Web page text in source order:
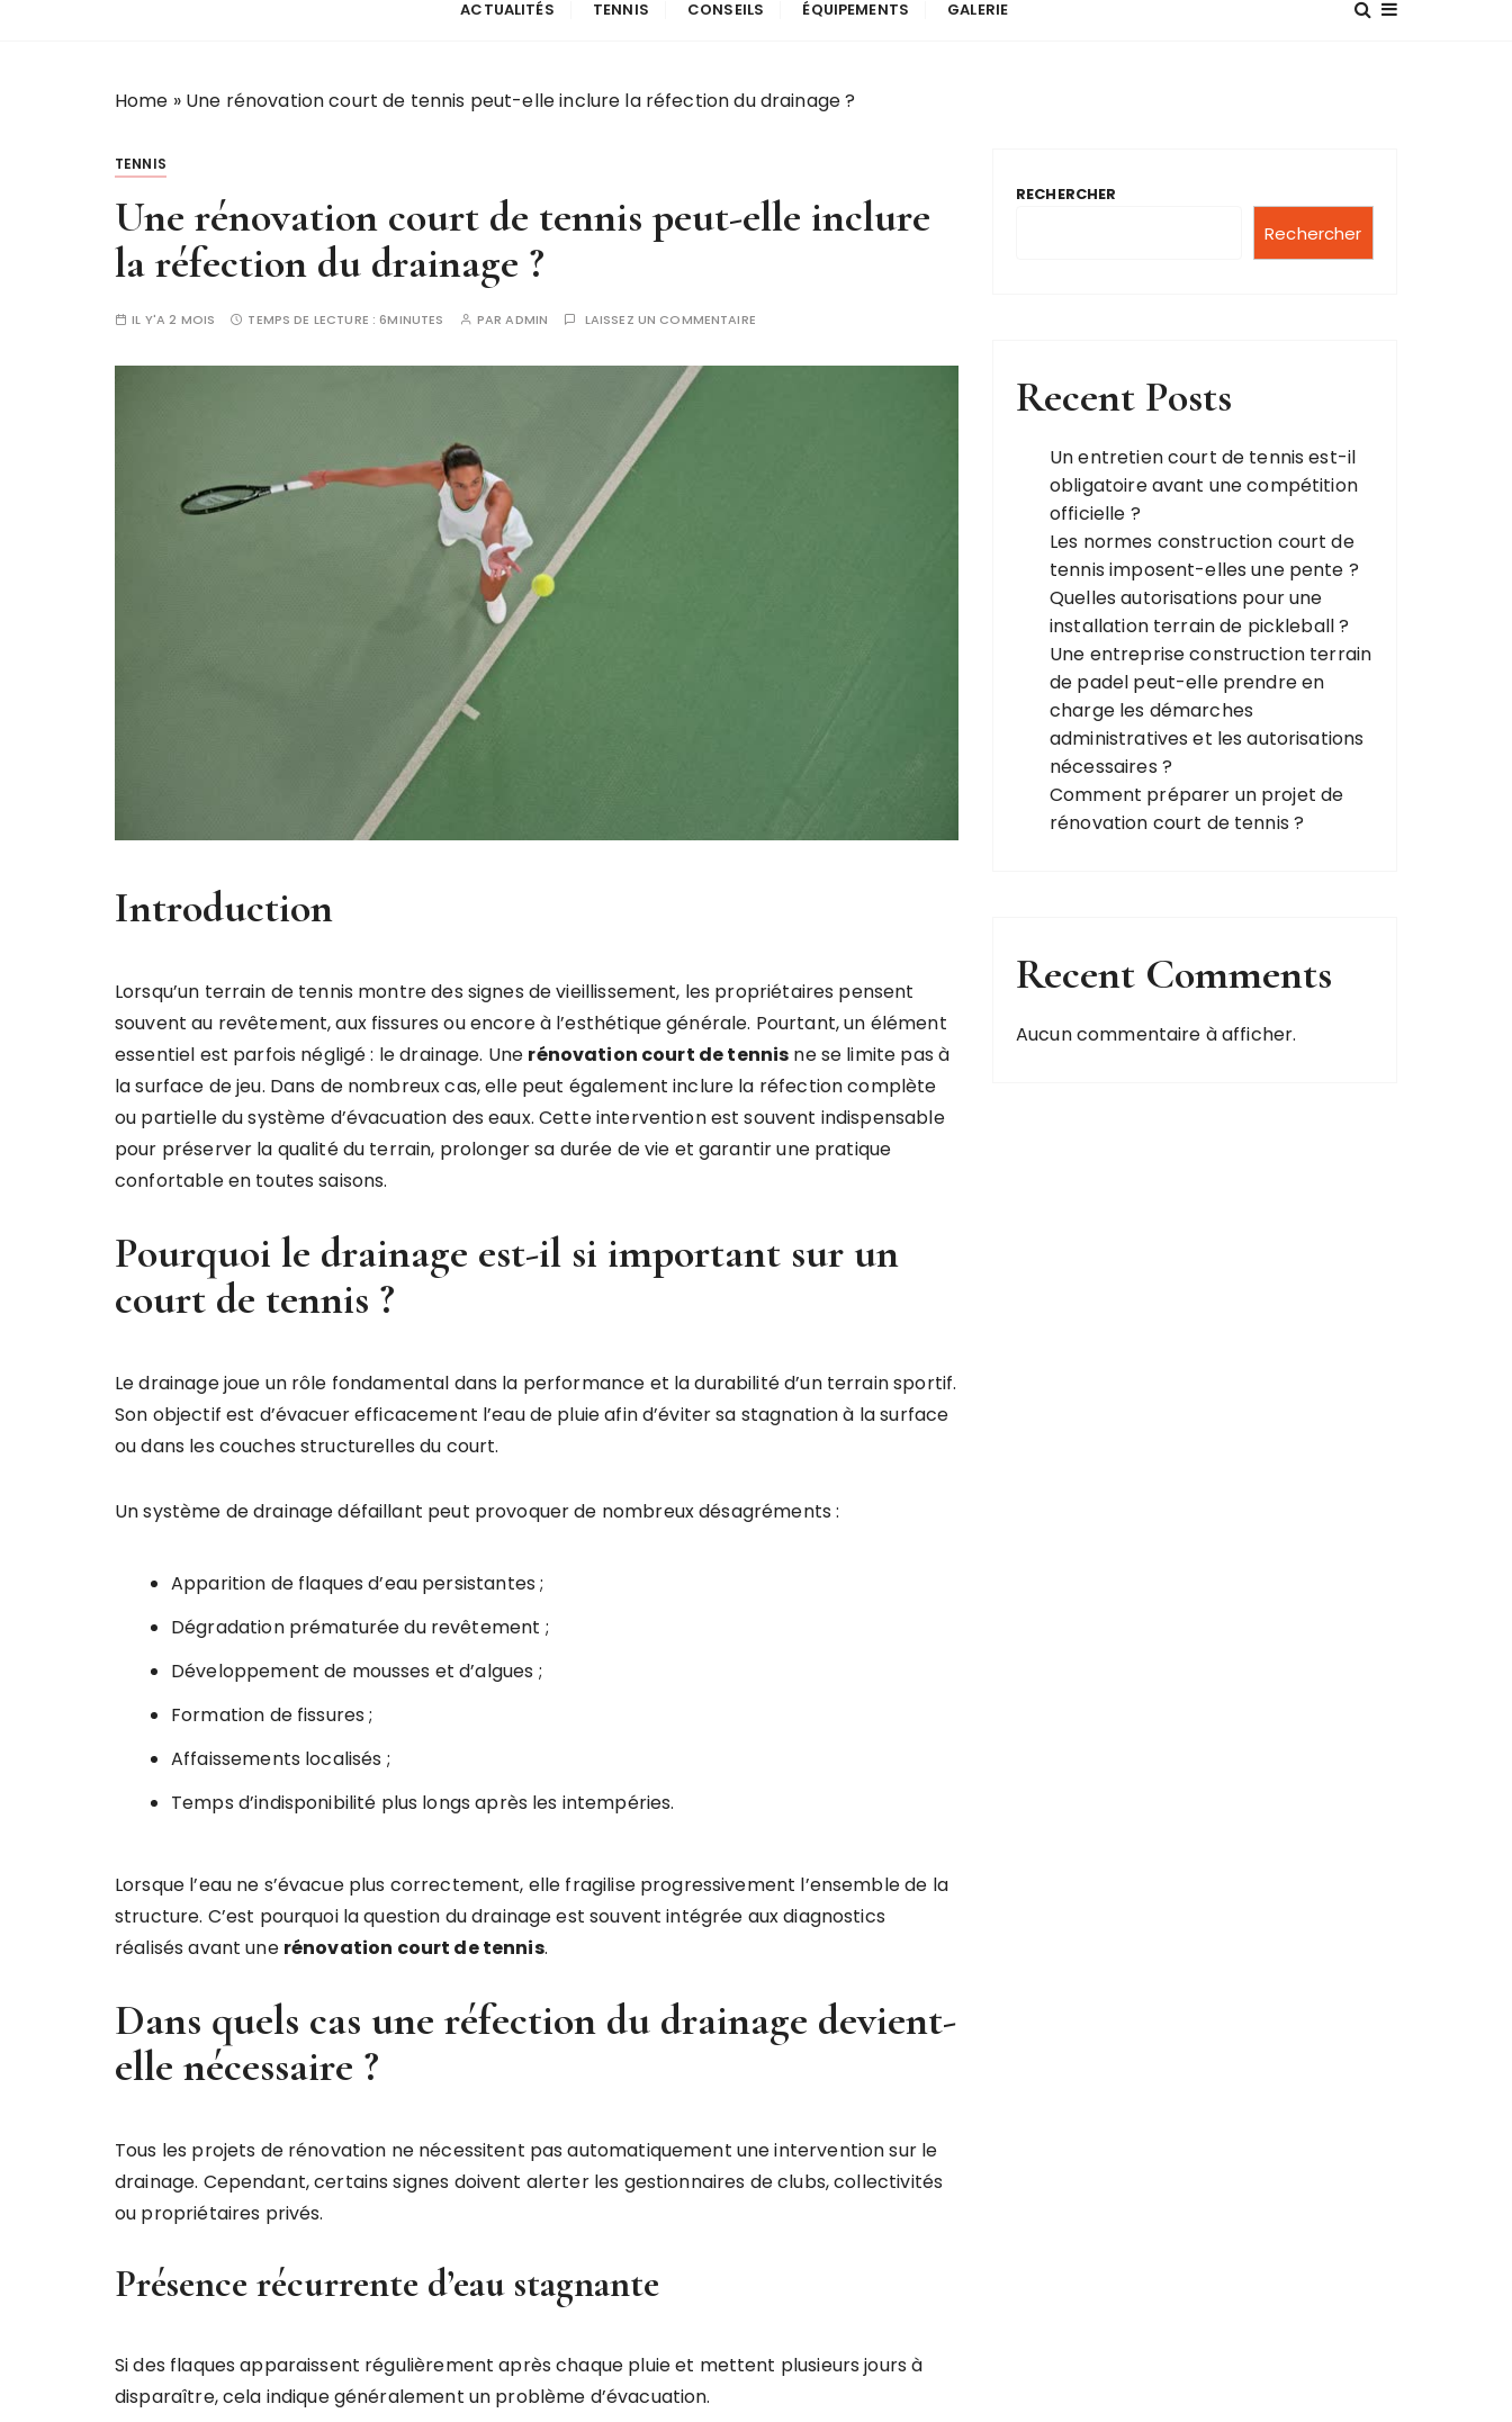
ACTUALITÉS TENNIS CONSEILS ÉQUIPEMENTS GALERIE
Home » Une rénovation court de tennis peut-elle inclure la réfection du drainage ?
TENNIS
Une rénovation court de tennis peut-elle inclure
la réfection du drainage ?
IL Y'A 2 MOIS TEMPS DE LECTURE :6MINUTES PARADMIN LAISSEZ UN COMMENTAIRE
Introduction
Lorsqu’un terrain de tennis montre des signes de vieillissement, les propriétaires pensent
souvent au revêtement, aux fissures ou encore à l’esthétique générale. Pourtant, un élément
essentiel est parfois négligé : le drainage. Une rénovation court de tennis ne se limite pas à
la surface de jeu. Dans de nombreux cas, elle peut également inclure la réfection complète
ou partielle du système d’évacuation des eaux. Cette intervention est souvent indispensable
pour préserver la qualité du terrain, prolonger sa durée de vie et garantir une pratique
confortable en toutes saisons.
Pourquoi le drainage est-il si important sur un
court de tennis ?
Le drainage joue un rôle fondamental dans la performance et la durabilité d’un terrain sportif.
Son objectif est d’évacuer efficacement l’eau de pluie afin d’éviter sa stagnation à la surface
ou dans les couches structurelles du court.
Un système de drainage défaillant peut provoquer de nombreux désagréments :
Apparition de flaques d’eau persistantes ;
Dégradation prématurée du revêtement ;
Développement de mousses et d’algues ;
Formation de fissures ;
Affaissements localisés ;
Temps d’indisponibilité plus longs après les intempéries.
Lorsque l’eau ne s’évacue plus correctement, elle fragilise progressivement l’ensemble de la
structure. C’est pourquoi la question du drainage est souvent intégrée aux diagnostics
réalisés avant une rénovation court de tennis.
Dans quels cas une réfection du drainage devient-
elle nécessaire ?
Tous les projets de rénovation ne nécessitent pas automatiquement une intervention sur le
drainage. Cependant, certains signes doivent alerter les gestionnaires de clubs, collectivités
ou propriétaires privés.
Présence récurrente d’eau stagnante
Si des flaques apparaissent régulièrement après chaque pluie et mettent plusieurs jours à
disparaître, cela indique généralement un problème d’évacuation.
RECHERCHER
Rechercher
Recent Posts
Un entretien court de tennis est-il
obligatoire avant une compétition
officielle ?
Les normes construction court de
tennis imposent-elles une pente ?
Quelles autorisations pour une
installation terrain de pickleball ?
Une entreprise construction terrain
de padel peut-elle prendre en
charge les démarches
administratives et les autorisations
nécessaires ?
Comment préparer un projet de
rénovation court de tennis ?
Recent Comments
Aucun commentaire à afficher.